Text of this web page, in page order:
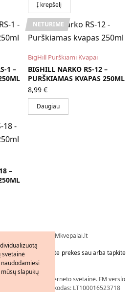
Į krepšelį
1 –
NETURIME
BigHill Purškiami Kvapai
BIGHILL NARKO RS-12 –
PURŠKIAMAS KVAPAS 250ML
8,99 €
Daugiau
–
© 2026 - FMkvepalai.lt
arba užsakykite prekes sau arba tapkite
platintoju!
Verslo Partnerio interneto svetainė. FM verslo
PVM mokėtojo kodas: LT100016523718
svetainė
slapukų